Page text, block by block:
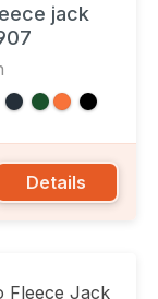
jack
Details